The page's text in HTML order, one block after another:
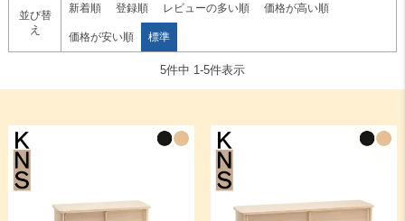
並び替
え
新着順 登録順 レビューの多い順 価格が高い順
価格が安い順 標準
5件中 1-5件表示